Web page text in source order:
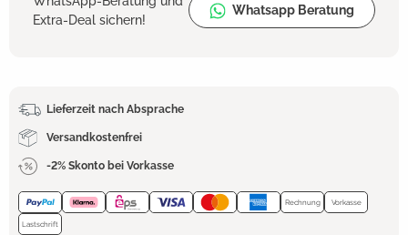
Extra-Deal sichern!
Whatsapp Beratung
Lieferzeit nach Absprache
Versandkostenfrei
-2% Skonto bei Vorkasse
Rechnung Vorkasse
Lastschrift